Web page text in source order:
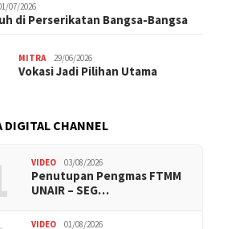
07/2026
di Perserikatan Bangsa-Bangsa
MITRA 29/06/2026
Vokasi Jadi Pilihan Utama
DIGITAL CHANNEL
VIDEO 03/08/2026
Penutupan Pengmas FTMM
UNAIR – SEG…
VIDEO 01/08/2026